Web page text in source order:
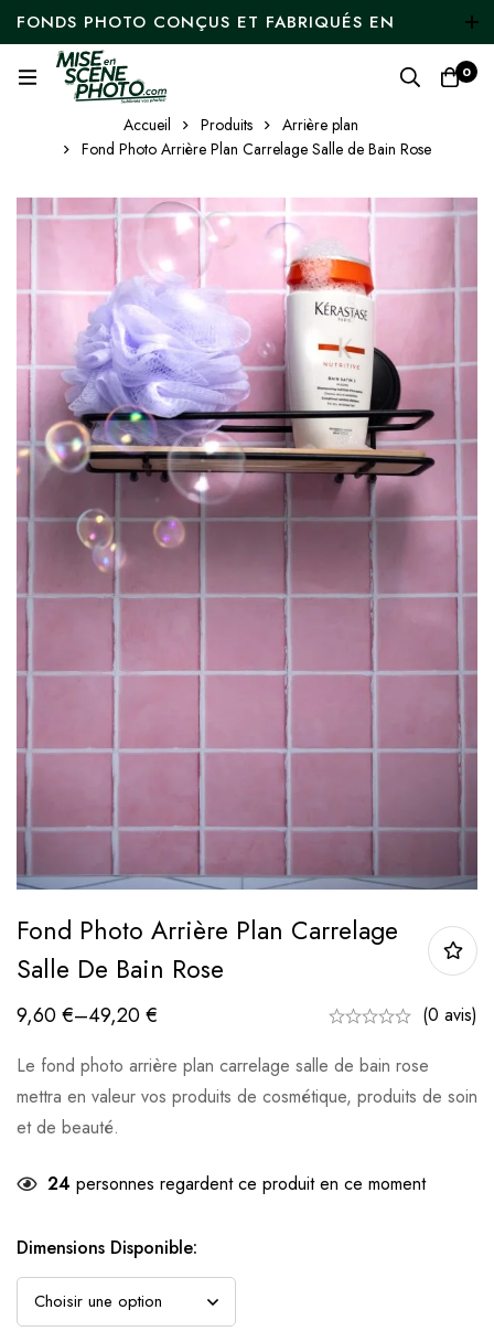
FONDS PHOTO CONÇUS ET FABRIQUÉS EN
FRANCE - LIVRAISON GRATUITE À PARTIR DE 50
€ D'ACHAT !
0
Accueil Produits
Arrière plan
Fond Photo Arrière Plan Carrelage Salle de Bain Rose
Fond Photo Arrière Plan Carrelage
Salle De Bain Rose
9,60€–49,20€
(0 avis)
Le fond photo arrière plan carrelage salle de bain rose
mettra en valeur vos produits de cosmétique, produits de soin
et de beauté.
24 personnes regardent ce produit en ce moment
Dimensions Disponible: